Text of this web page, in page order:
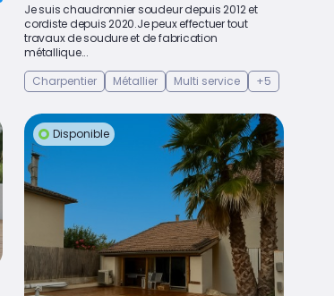
Je suis chaudronnier soudeur depuis 2012 et
cordiste depuis 2020.Je peux effectuer tout
travaux de soudure et de fabrication
métallique...
Charpentier
Métallier Multi service +5
Disponible